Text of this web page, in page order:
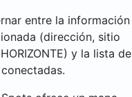
entre la información
(dirección, sitio
y la lista de